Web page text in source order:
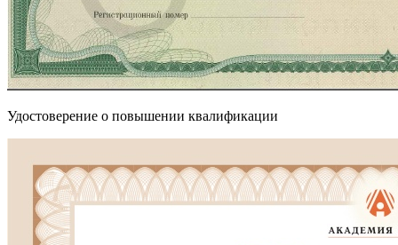
Удостоверение о повышении квалификации